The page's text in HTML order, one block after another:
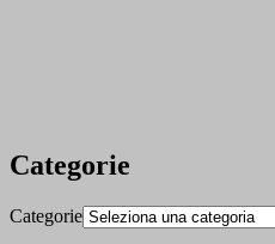
Categorie
Categorie